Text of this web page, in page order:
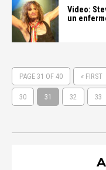
Video:
un
PAGE 31 OF 40 « FIRST
30 31 32 33